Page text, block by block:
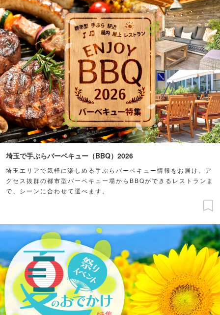
埼玉で手ぶらバーベキュー（BBQ）2026
埼玉エリアで気軽に楽しめる手ぶらバーベキュー情報をお届け。ア
クセス抜群の都市型バーベキュー場からBBQができるレストランま
で、シーンに合わせて選べます。